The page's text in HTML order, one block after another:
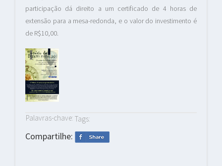
participação dá direito a um certificado de 4 horas de
extensão para a mesa-redonda, e o valor do investimento é
de R$10,00.
Palavras-chave: Tags:
Compartilhe: